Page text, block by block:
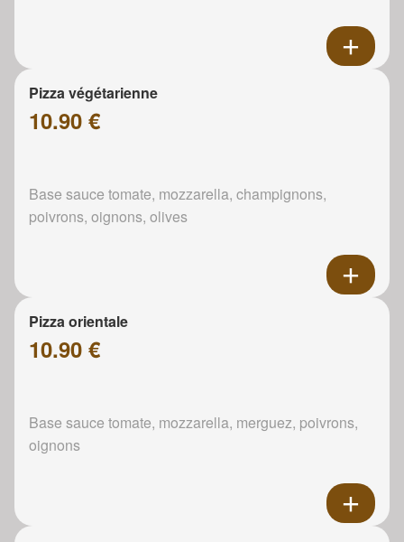
Pizza végétarienne
10.90 €
Base sauce tomate, mozzarella, champignons,
poivrons, oignons, olives
Pizza orientale
10.90 €
Base sauce tomate, mozzarella, merguez, poivrons,
oignons